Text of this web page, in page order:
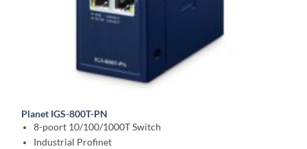
Planet IGS-800T-PN
8-poort 10/100/1000T Switch
Industrial Profinet